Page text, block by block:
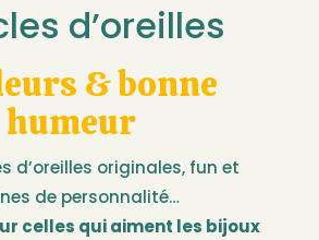
d’oreilles
& bonne
humeur
d’oreilles originales, fun et
de personnalité…
celles qui aiment les bijoux